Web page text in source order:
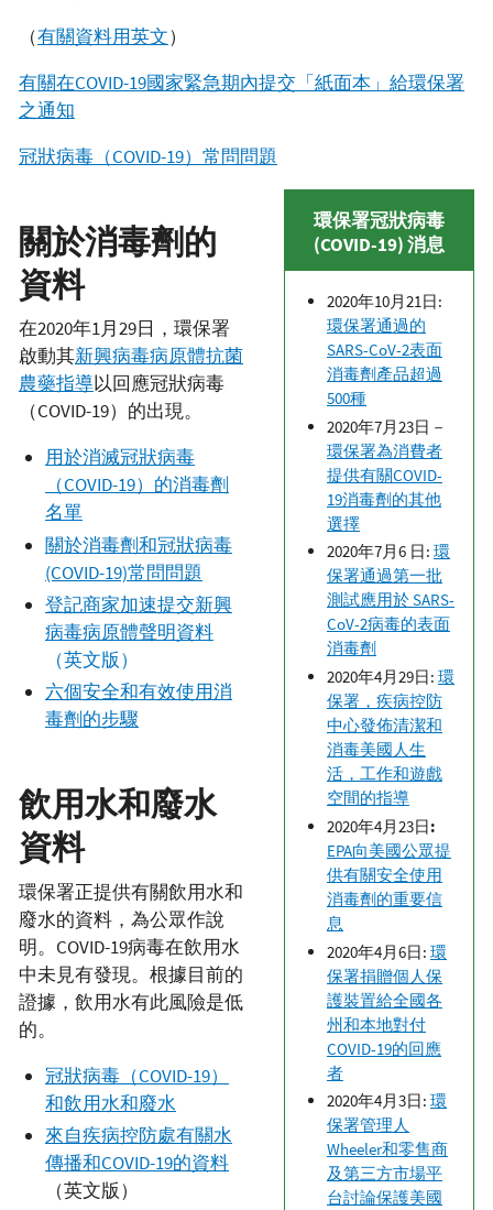
（有關資料用英文）
有關在COVID-19國家緊急期內提交「紙面本」給環保署
之通知
冠狀病毒（COVID-19）常問問題
環保署冠狀病毒
(COVID-19) 消息
2020年10月21日:
環保署通過的
SARS-CoV-2表面
消毒劑產品超過
500種
2020年7月23日－
環保署為消費者
提供有關COVID-
19消毒劑的其他
選擇
2020年7月6 日: 環
保署通過第一批
測試應用於 SARS-
CoV-2病毒的表面
消毒劑
2020年4月29日: 環
保署，疾病控防
中心發佈清潔和
消毒美國人生
活，工作和遊戲
空間的指導
2020年4月23日:
EPA向美國公眾提
供有關安全使用
消毒劑的重要信
息
2020年4月6日: 環
保署捐贈個人保
護裝置給全國各
州和本地對付
COVID-19的回應
者
2020年4月3日: 環
保署管理人
Wheeler和零售商
及第三方市場平
台討論保護美國
關於消毒劑的
資料
在2020年1月29日，環保署
啟動其新興病毒病原體抗菌
農藥指導以回應冠狀病毒
（COVID-19）的出現。
用於消滅冠狀病毒
（COVID-19）的消毒劑
名單
關於消毒劑和冠狀病毒
(COVID-19)常問問題
登記商家加速提交新興
病毒病原體聲明資料
（英文版）
六個安全和有效使用消
毒劑的步驟
飲用水和廢水
資料
環保署正提供有關飲用水和
廢水的資料，為公眾作說
明。COVID-19病毒在飲用水
中未見有發現。根據目前的
證據，飲用水有此風險是低
的。
冠狀病毒（COVID-19）
和飲用水和廢水
來自疾病控防處有關水
傳播和COVID-19的資料
（英文版）